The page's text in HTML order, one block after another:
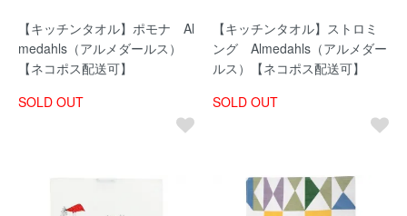
【キッチンタオル】ポモナ Al
medahls（アルメダールス）
【ネコポス配送可】
SOLD OUT
【キッチンタオル】ストロミ
ング Almedahls（アルメダー
ルス）【ネコポス配送可】
SOLD OUT